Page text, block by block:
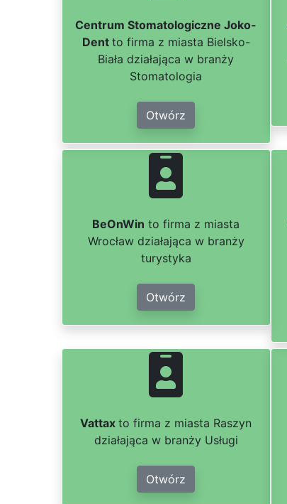
Centrum Stomatologiczne Joko-
Dent to firma z miasta Bielsko-
Biała działająca w branży
Stomatologia
Otwórz
BeOnWin to firma z miasta
Wrocław działająca w branży
turystyka
Otwórz
Vattaxto firma z miasta Raszyn
działająca w branży Usługi
Otwórz